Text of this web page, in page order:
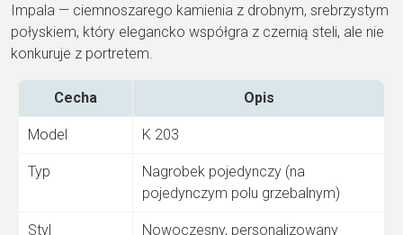
Impala — ciemnoszarego kamienia z drobnym, srebrzystym
połyskiem, który elegancko współgra z czernią steli, ale nie
konkuruje z portretem.
Cecha Opis
Model K 203
Typ
Nagrobek pojedynczy (na
pojedynczym polu grzebalnym)
Styl Nowoczesny, personalizowany